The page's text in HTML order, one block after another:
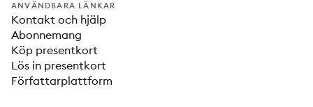
ANVÄNDBARA LÄNKAR
Kontakt och hjälp
Abonnemang
Köp presentkort
Lös in presentkort
Författarplattform